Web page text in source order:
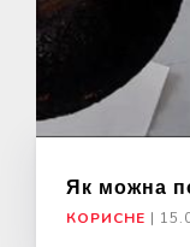
Як можна
КОРИСНЕ |